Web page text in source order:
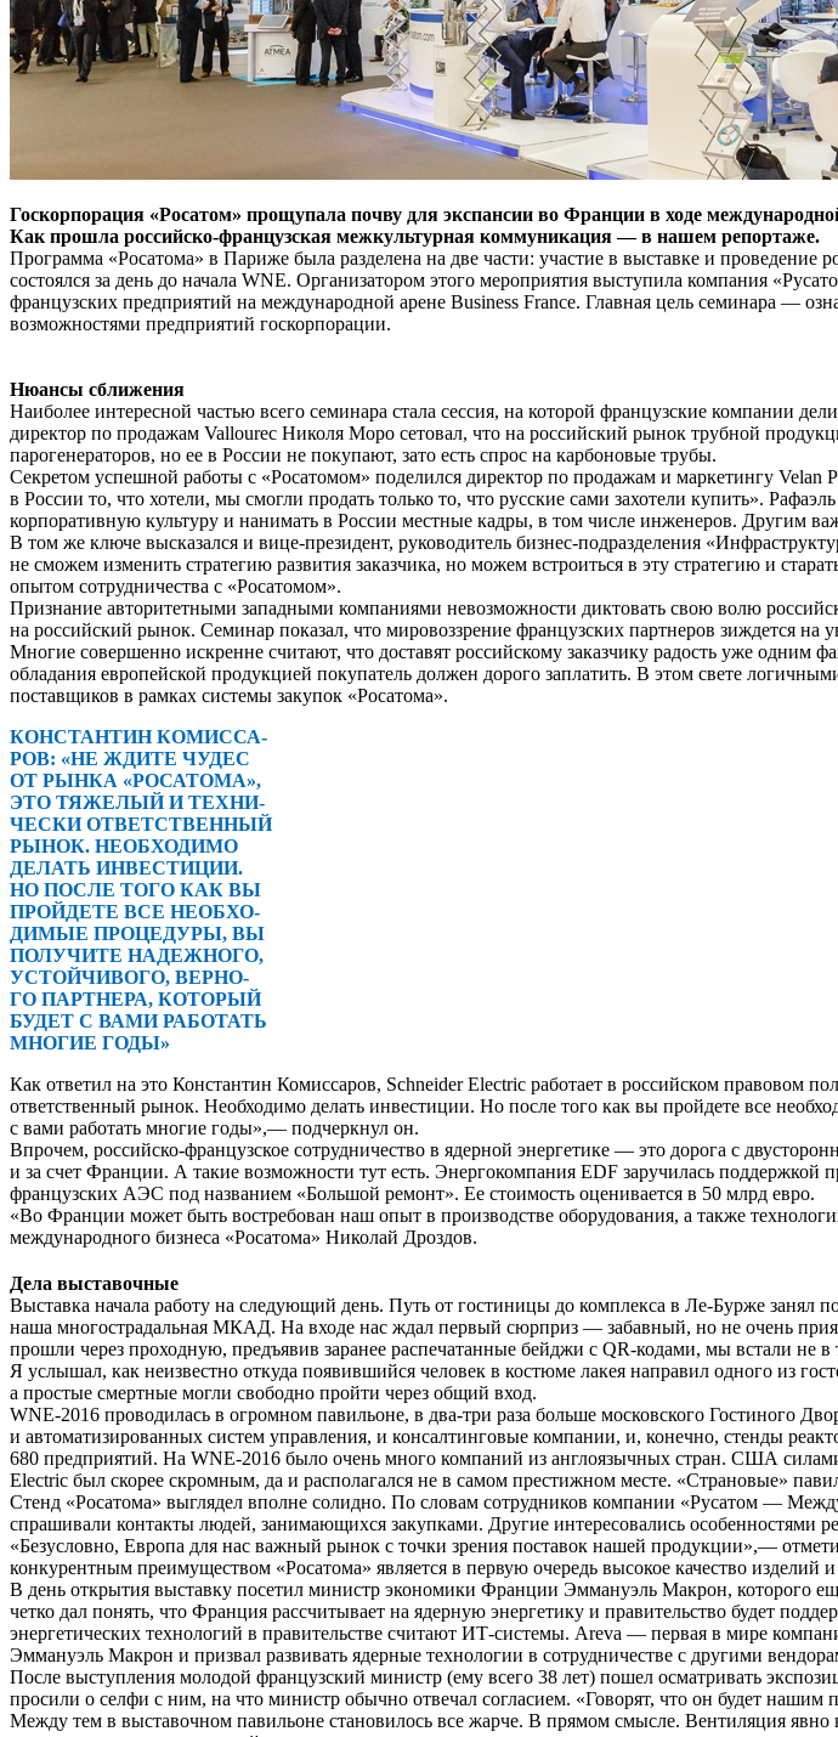
Госкорпорация «Росатом» прощупала почву для экспансии во Франции в ходе
Как прошла российско-французская межкультурная коммуникация — в нашем репортаже.
Программа «Росатома» в Париже была разделена на две части: участие в выставке и проведение
состоялся за день до начала WNE. Организатором этого мероприятия выступила компания
французских предприятий на международной арене Business France. Главная цель семинара —
возможностями предприятий госкорпорации.
Нюансы сближения
Наиболее интересной частью всего семинара стала сессия, на которой французские компании
директор по продажам Vallourec Николя Моро сетовал, что на российский рынок трубной
парогенераторов, но ее в России не покупают, зато есть спрос на карбоновые трубы.
Секретом успешной работы с «Росатомом» поделился директор по продажам и маркетингу
в России то, что хотели, мы смогли продать только то, что русские сами захотели купить».
корпоративную культуру и нанимать в России местные кадры, в том числе инженеров. Другим
В том же ключе высказался и вице-президент, руководитель бизнес-подразделения
не сможем изменить стратегию развития заказчика, но можем встроиться в эту стратегию и
опытом сотрудничества с «Росатомом».
Признание авторитетными западными компаниями невозможности диктовать свою волю
на российский рынок. Семинар показал, что мировоззрение французских партнеров зиждется на
Многие совершенно искренне считают, что доставят российскому заказчику радость уже одним
обладания европейской продукцией покупатель должен дорого заплатить. В этом свете
поставщиков в рамках системы закупок «Росатома».
КОНСТАНТИН КОМИССА-
РОВ: «НЕ ЖДИТЕ ЧУДЕС
ОТ РЫНКА «РОСАТОМА»,
ЭТО ТЯЖЕЛЫЙ И ТЕХНИ-
ЧЕСКИ ОТВЕТСТВЕННЫЙ
РЫНОК. НЕОБХОДИМО
ДЕЛАТЬ ИНВЕСТИЦИИ.
НО ПОСЛЕ ТОГО КАК ВЫ
ПРОЙДЕТЕ ВСЕ НЕОБХО-
ДИМЫЕ ПРОЦЕДУРЫ, ВЫ
ПОЛУЧИТЕ НАДЕЖНОГО,
УСТОЙЧИВОГО, ВЕРНО-
ГО ПАРТНЕРА, КОТОРЫЙ
БУДЕТ С ВАМИ РАБОТАТЬ
МНОГИЕ ГОДЫ»
Как ответил на это Константин Комиссаров, Schneider Electric работает в российском правовом
ответственный рынок. Необходимо делать инвестиции. Но после того как вы пройдете все
с вами работать многие годы»,— подчеркнул он.
Впрочем, российско-французское сотрудничество в ядерной энергетике — это дорога с
и за счет Франции. А такие возможности тут есть. Энергокомпания EDF заручилась
французских АЭС под названием «Большой ремонт». Ее стоимость оценивается в 50 млрд евро.
«Во Франции может быть востребован наш опыт в производстве оборудования, а также
международного бизнеса «Росатома» Николай Дроздов.
Дела выставочные
Выставка начала работу на следующий день. Путь от гостиницы до комплекса в Ле-Бурже занял
наша многострадальная МКАД. На входе нас ждал первый сюрприз — забавный, но не очень
прошли через проходную, предъявив заранее распечатанные бейджи с QR-кодами, мы встали
Я услышал, как неизвестно откуда появившийся человек в костюме лакея направил одного из
а простые смертные могли свободно пройти через общий вход.
WNE-2016 проводилась в огромном павильоне, в два-три раза больше московского Гостиного
и автоматизированных систем управления, и консалтинговые компании, и, конечно, стенды
680 предприятий. На WNE-2016 было очень много компаний из англоязычных стран. США
Electric был скорее скромным, да и располагался не в самом престижном месте. «Страновые»
Стенд «Росатома» выглядел вполне солидно. По словам сотрудников компании «Русатом —
спрашивали контакты людей, занимающихся закупками. Другие интересовались
«Безусловно, Европа для нас важный рынок с точки зрения поставок нашей продукции»,—
конкурентным преимуществом «Росатома» является в первую очередь высокое качество изделий и
В день открытия выставку посетил министр экономики Франции Эммануэль Макрон, которого
четко дал понять, что Франция рассчитывает на ядерную энергетику и правительство будет
энергетических технологий в правительстве считают ИТ-системы. Areva — первая в мире
Эммануэль Макрон и призвал развивать ядерные технологии в сотрудничестве с другими
После выступления молодой французский министр (ему всего 38 лет) пошел осматривать
просили о селфи с ним, на что министр обычно отвечал согласием. «Говорят, что он будет
Между тем в выставочном павильоне становилось все жарче. В прямом смысле. Вентиляция